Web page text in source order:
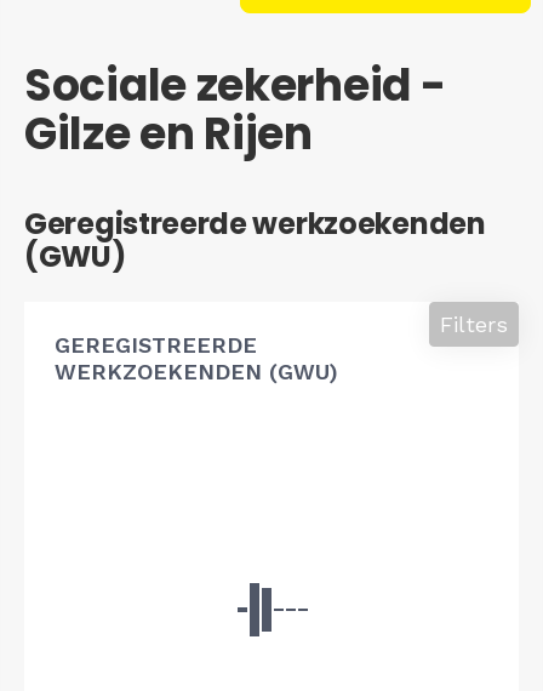
Sociale zekerheid -
Gilze en Rijen
Geregistreerde werkzoekenden
(GWU)
GEREGISTREERDE
WERKZOEKENDEN (GWU)
Filters